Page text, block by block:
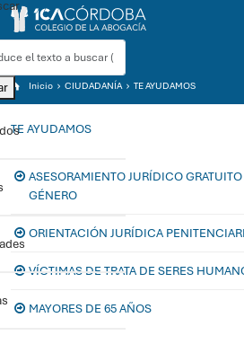
Inicio CIUDADANÍA TE AYUDAMOS
TE AYUDAMOS
ASESORAMIENTO JURÍDICO
GÉNERO
ORIENTACIÓN JURÍDICA
VÍCTIMAS DE TRATA DE SERES
MAYORES DE 65 AÑOS